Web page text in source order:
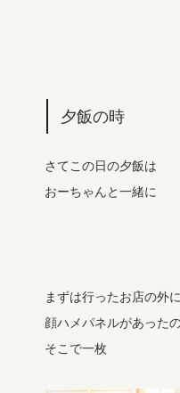
夕飯の時
さてこの日の夕飯は
おーちゃんと一緒に
まずは行ったお店の外に
顔ハメパネルがあった
そこで一枚